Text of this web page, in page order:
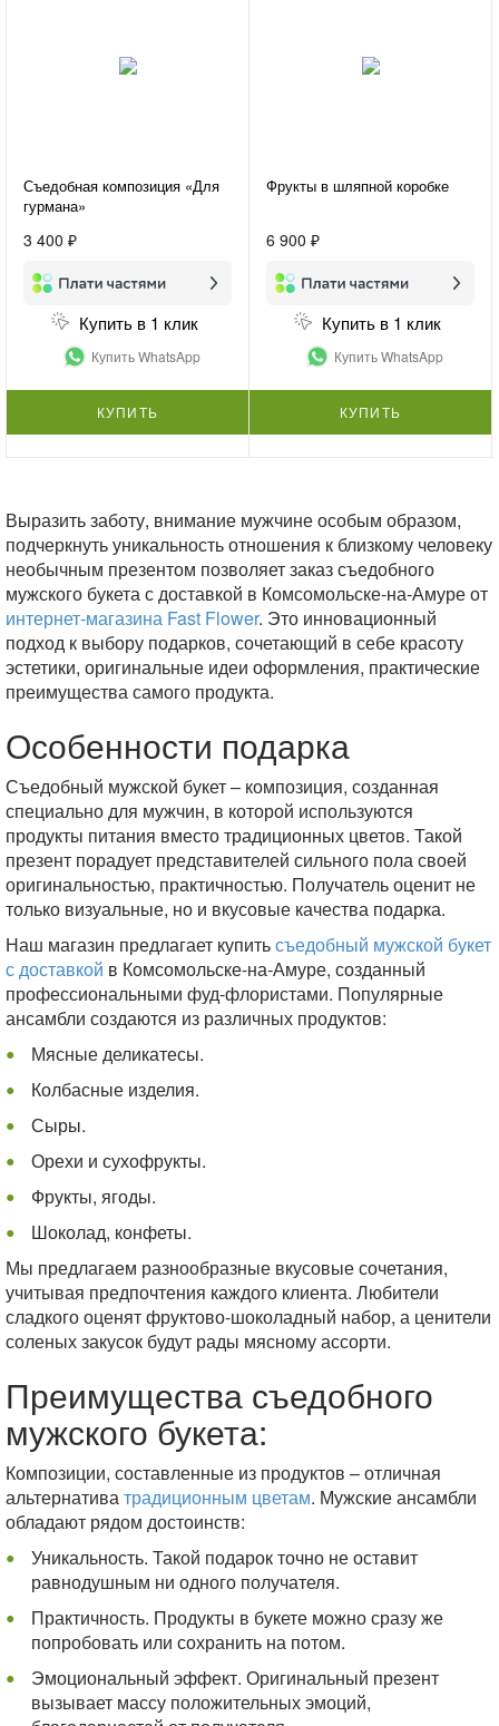
Съедобная композиция «Для
гурмана»
3 400 ₽
Купить в 1 клик
Купить WhatsApp
КУПИТЬ
Фрукты в шляпной коробке
6 900 ₽
Купить в 1 клик
Купить WhatsApp
КУПИТЬ
Выразить заботу, внимание мужчине особым образом,
подчеркнуть уникальность отношения к близкому человеку
необычным презентом позволяет заказ съедобного
мужского букета с доставкой в Комсомольске-на-Амуре от
интернет-магазина Fast Flower. Это инновационный
подход к выбору подарков, сочетающий в себе красоту
эстетики, оригинальные идеи оформления, практические
преимущества самого продукта.
Особенности подарка
Съедобный мужской букет – композиция, созданная
специально для мужчин, в которой используются
продукты питания вместо традиционных цветов. Такой
презент порадует представителей сильного пола своей
оригинальностью, практичностью. Получатель оценит не
только визуальные, но и вкусовые качества подарка.
Наш магазин предлагает купитьсъедобный мужской букет
с доставкой в Комсомольске-на-Амуре, созданный
профессиональными фуд-флористами. Популярные
ансамбли создаются из различных продуктов:
Мясные деликатесы.
Колбасные изделия.
Сыры.
Орехи и сухофрукты.
Фрукты, ягоды.
Шоколад, конфеты.
Мы предлагаем разнообразные вкусовые сочетания,
учитывая предпочтения каждого клиента. Любители
сладкого оценят фруктово-шоколадный набор, а ценители
соленых закусок будут рады мясному ассорти.
Преимущества съедобного
мужского букета:
Композиции, составленные из продуктов – отличная
альтернативатрадиционным цветам. Мужские ансамбли
обладают рядом достоинств:
Уникальность. Такой подарок точно не оставит
равнодушным ни одного получателя.
Практичность. Продукты в букете можно сразу же
попробовать или сохранить на потом.
Эмоциональный эффект. Оригинальный презент
вызывает массу положительных эмоций,